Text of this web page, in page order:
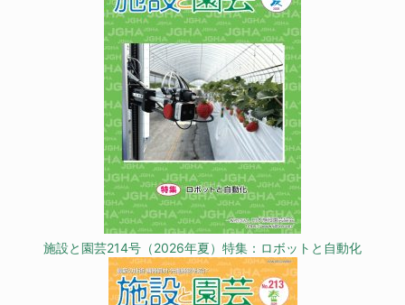
施設と園芸214号（2026年夏）特集：ロボットと自動化